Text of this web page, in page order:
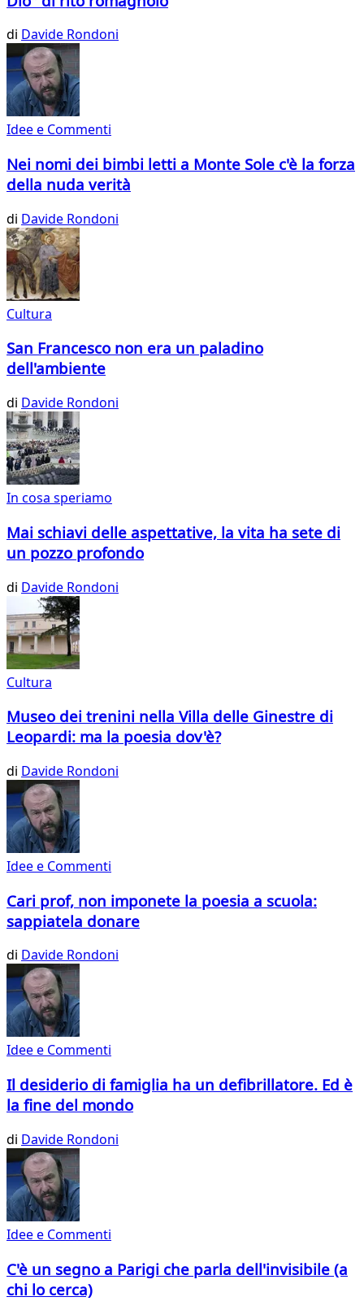
di Davide Rondoni
Idee e Commenti
Nei nomi dei bimbi letti a Monte Sole c'è la forza
della nuda verità
di Davide Rondoni
Cultura
San Francesco non era un paladino
dell'ambiente
di Davide Rondoni
In cosa speriamo
Mai schiavi delle aspettative, la vita ha sete di
un pozzo profondo
di Davide Rondoni
Cultura
Museo dei trenini nella Villa delle Ginestre di
Leopardi: ma la poesia dov'è?
di Davide Rondoni
Idee e Commenti
Cari prof, non imponete la poesia a scuola:
sappiatela donare
di Davide Rondoni
Idee e Commenti
Il desiderio di famiglia ha un defibrillatore. Ed è
la fine del mondo
di Davide Rondoni
Idee e Commenti
C'è un segno a Parigi che parla dell'invisibile (a
chi lo cerca)